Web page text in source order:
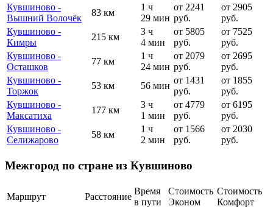
Кувшиново -
Вышний Волочёк
83 км
1 ч
29 мин
от 2241
руб.
от 2905
руб.
Кувшиново -
Кимры
215 км
3 ч
4 мин
от 5805
руб.
от 7525
руб.
Кувшиново -
Осташков
77 км
1 ч
24 мин
от 2079
руб.
от 2695
руб.
Кувшиново -
Торжок
53 км 56 мин
от 1431
руб.
от 1855
руб.
Кувшиново -
Максатиха
177 км
3 ч
1 мин
от 4779
руб.
от 6195
руб.
Кувшиново -
Селижарово
58 км
1 ч
2 мин
от 1566
руб.
от 2030
руб.
Межгород по стране из Кувшиново
Маршрут Расстояние
Время
в пути
Стоимость
Эконом
Стоимость
Комфорт